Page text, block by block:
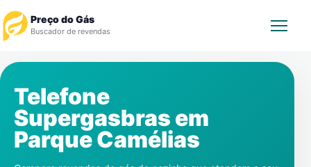
Preço do Gás
Buscador de revendas
Revendedor
Notícias
Telefone
Supergasbras em
Parque Camélias